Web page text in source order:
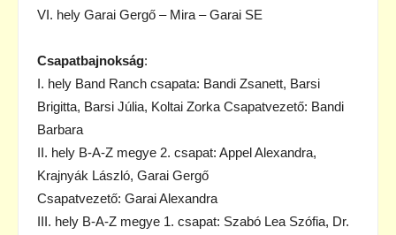
VI. hely Garai Gergő – Mira – Garai SE
Csapatbajnokság:
I. hely Band Ranch csapata: Bandi Zsanett, Barsi
Brigitta, Barsi Júlia, Koltai Zorka Csapatvezető: Bandi
Barbara
II. hely B-A-Z megye 2. csapat: Appel Alexandra,
Krajnyák László, Garai Gergő
Csapatvezető: Garai Alexandra
III. hely B-A-Z megye 1. csapat: Szabó Lea Szófia, Dr.